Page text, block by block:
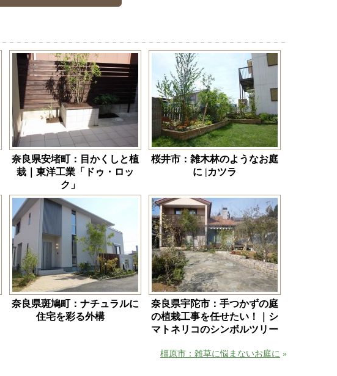
奈良県安堵町：目かくしと植
栽｜東洋工業「ドゥ・ロッ
ク」
桜井市：雑木林のようなお庭
に |カツラ
奈良県斑鳩町：ナチュラルに
住宅を彩る外構
奈良県宇陀市：手つかずの庭
の植栽工事を任せたい！｜シ
マトネリコのシンボルツリー
橿原市：雑草に悩まないお庭に »